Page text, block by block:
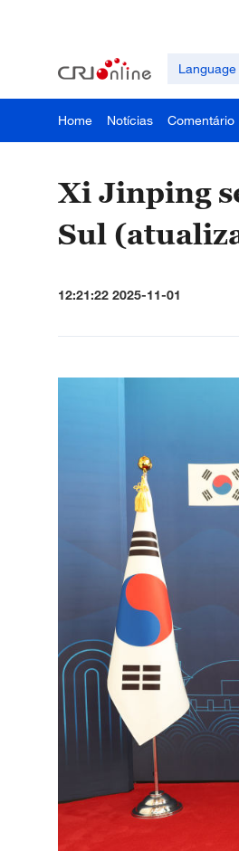
Language
Home Notícias Comentário
Xi Jinping
Sul
12:21:22 2025-11-01